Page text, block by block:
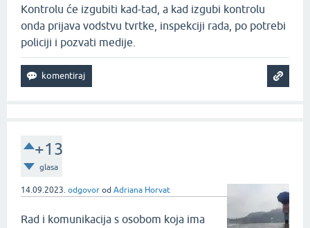
Kontrolu će izgubiti kad-tad, a kad izgubi kontrolu
onda prijava vodstvu tvrtke, inspekciji rada, po potrebi
policiji i pozvati medije.
+13
glasa
14.09.2023. odgovor od Adriana Horvat
Rad i komunikacija s osobom koja ima